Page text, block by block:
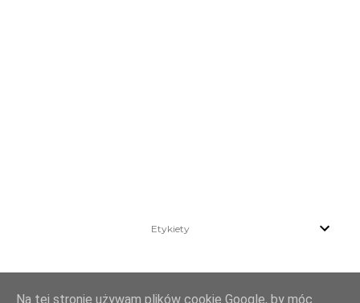
Etykiety
Na tej stronie używam plików cookie Google, by móc